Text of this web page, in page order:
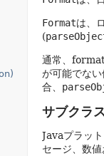
Formatは、
(
通常、
が可能でない
合、
サブクラ
Javaプラット
セージ、数